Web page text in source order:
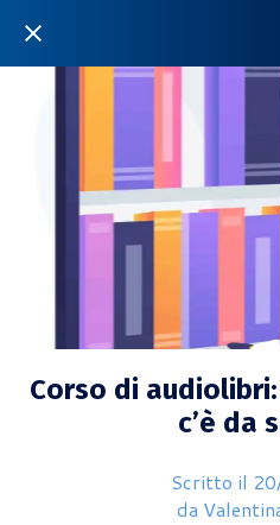
Corso di
c’è da
Scritto il
da